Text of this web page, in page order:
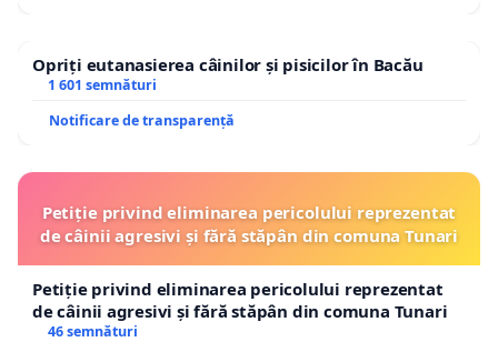
Opriți eutanasierea câinilor și pisicilor în Bacău
1 601 semnături
Notificare de transparență
Petiție privind eliminarea pericolului reprezentat
de câinii agresivi și fără stăpân din comuna Tunari
Petiție privind eliminarea pericolului reprezentat
de câinii agresivi și fără stăpân din comuna Tunari
46 semnături